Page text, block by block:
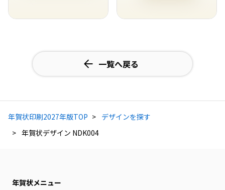
一覧へ戻る
年賀状印刷2027年版TOP
デザインを探す
年賀状デザイン NDK004
年賀状メニュー